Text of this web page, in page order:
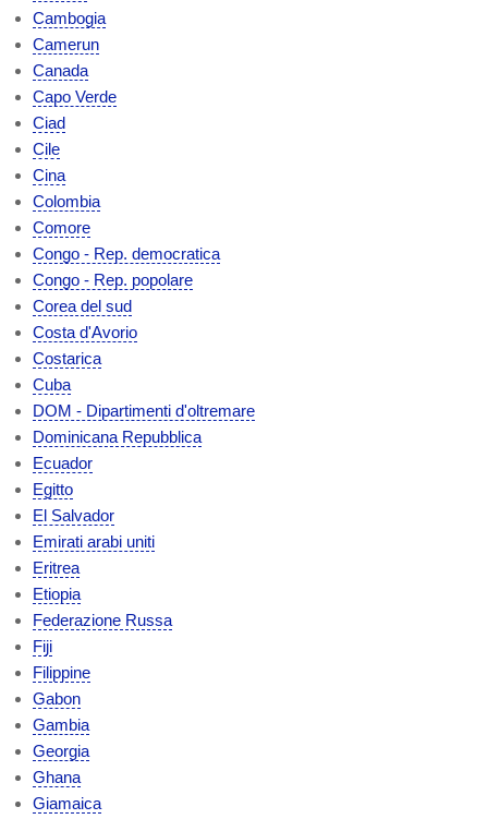
Cambogia
Camerun
Canada
Capo Verde
Ciad
Cile
Cina
Colombia
Comore
Congo - Rep. democratica
Congo - Rep. popolare
Corea del sud
Costa d'Avorio
Costarica
Cuba
DOM - Dipartimenti d'oltremare
Dominicana Repubblica
Ecuador
Egitto
El Salvador
Emirati arabi uniti
Eritrea
Etiopia
Federazione Russa
Fiji
Filippine
Gabon
Gambia
Georgia
Ghana
Giamaica